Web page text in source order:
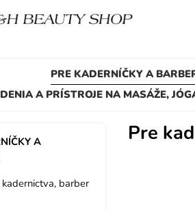
PRE KADERNÍČKY A
A PRÍSTROJE NA MASÁŽE,
A
barber
Pre